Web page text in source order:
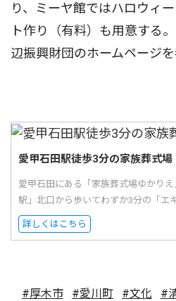
り、ミーヤ館ではハロウィ
ト作り（有料）も用意する
辺振興財団のホームページを
愛甲石田駅徒歩3分の家族葬式場
愛甲石田にある「家族葬式場ゆかり
駅」北口から歩いてわずか3分の「エ
詳しくはこちら
#厚木市 #愛川町 #文化 #